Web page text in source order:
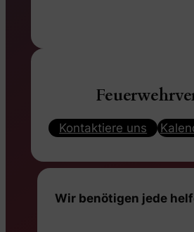
Kontaktiere uns
Wir benötigen jede